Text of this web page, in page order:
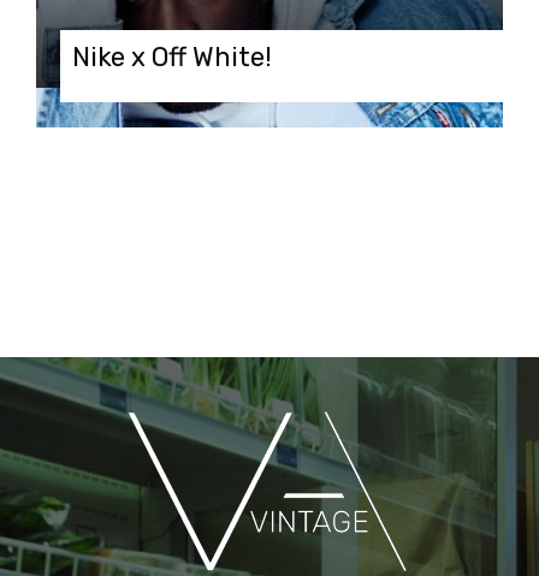
Nike x Off White!